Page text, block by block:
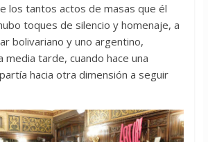
los tantos actos de masas que él
toques de silencio y homenaje, a
bolivariano y uno argentino,
media tarde, cuando hace una
hacia otra dimensión a seguir